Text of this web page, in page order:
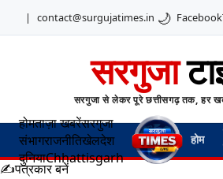
| contact@surgujatimes.in 🌙 Facebook
सरगुजा
सरगुजा से लेकर पूरे छत्तीसगढ़ तक, हर
होमताज़ा खबरेंसरगुजा
संभागराजनीतिखेलदेश
दुनियाChhattisgarh
होम
✍️पत्रकार बनें